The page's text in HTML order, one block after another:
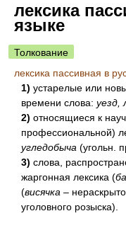
лексика
языке
Толкование
лексика пассивная в
1) устарелые или
времени слова: уезд,
2) относящиеся к
профессиональной)
угледобыча (угольн.
3) слова,
жаргонная лексика (
(висячка –
уголовного розыска).